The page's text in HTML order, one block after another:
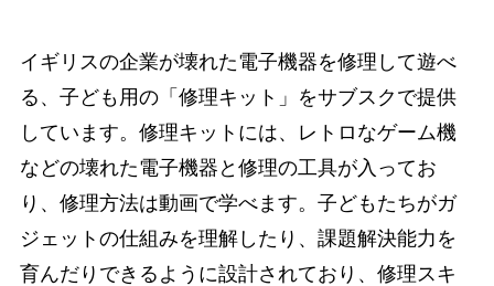
イギリスの企業が壊れた電子機器を修理して遊べ
る、子ども用の「修理キット」をサブスクで提供
しています。修理キットには、レトロなゲーム機
などの壊れた電子機器と修理の工具が入ってお
り、修理方法は動画で学べます。子どもたちがガ
ジェットの仕組みを理解したり、課題解決能力を
育んだりできるように設計されており、修理スキ